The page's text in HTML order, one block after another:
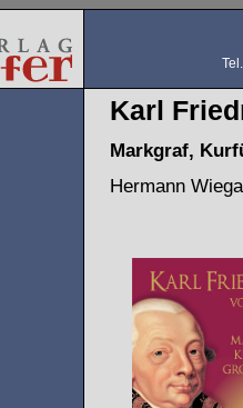
Karl
Markgraf,
Hermann